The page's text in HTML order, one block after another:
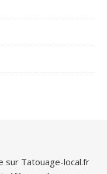
sur Tatouage-local.fr